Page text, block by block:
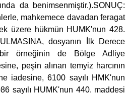
da benimsenmiştir.).SONUÇ:
mahkemece davadan feragat
üzere hükmün HUMK'nun 428.
dosyanın İlk Derece
bir örneğinin de Bölge Adliye
peşin alınan temyiz harcının
iadesine, 6100 sayılı HMK'nun
sayılı HUMK'nun 440. maddesi